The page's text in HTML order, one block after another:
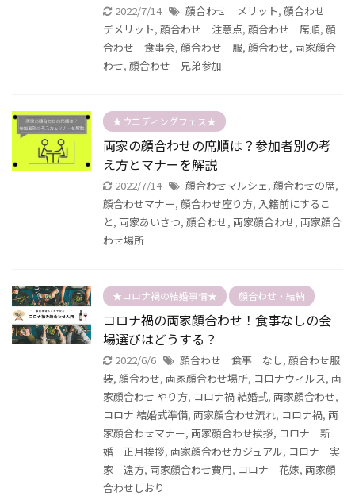
2022/7/14 顔合わせ メリット, 顔合わせ
デメリット, 顔合わせ 注意点, 顔合わせ 席順, 顔
合わせ 食事会, 顔合わせ 服, 顔合わせ, 両家顔合
わせ, 顔合わせ 兄弟参加
★ウエディングフェス★
両家の顔合わせの席順は？参加者別の考
え方とマナーを解説
2022/7/14 顔合わせマルシェ, 顔合わせの席,
顔合わせマナー, 顔合わせ座り方, 入籍前にするこ
と, 両家あいさつ, 顔合わせ, 両家顔合わせ, 両家顔合
わせ場所
★コロナ禍の結婚事情★ 顔合わせ・結納
コロナ禍の両家顔合わせ！食事なしの会
場選びはどうする？
2022/6/6 顔合わせ 食事 なし, 顔合わせ服
装, 顔合わせ, 両家顔合わせ場所, コロナウィルス, 両
家顔合わせ やり方, コロナ禍 結婚式, 両家顔合わせ,
コロナ 結婚式準備, 両家顔合わせ流れ, コロナ禍, 両
家顔合わせマナー, 両家顔合わせ挨拶, コロナ 新
婚 正月挨拶, 両家顔合わせカジュアル, コロナ 実
家 遠方, 両家顔合わせ費用, コロナ 花嫁, 両家顔
合わせしおり